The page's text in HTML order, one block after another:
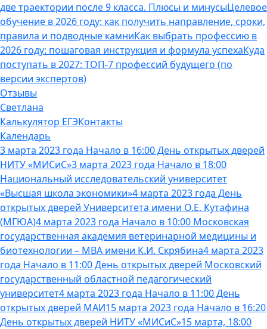
две траектории после 9 класса. Плюсы и минусыЦелевое
обучение в 2026 году: как получить направление, сроки,
правила и подводные камниКак выбрать профессию в
2026 году: пошаговая инструкция и формула успехаКуда
поступать в 2027: ТОП-7 профессий будущего (по
версии экспертов)
Отзывы
Светлана
Калькулятор ЕГЭКонтакты
Календарь
3 марта 2023 года Начало в 16:00 День открытых дверей
НИТУ «МИСиС»3 марта 2023 года Начало в 18:00
Национальный исследовательский университет
«Высшая школа экономики»4 марта 2023 года День
открытых дверей Университета имени О.Е. Кутафина
(МГЮА)4 марта 2023 года Начало в 10:00 Московская
государственная академия ветеринарной медицины и
биотехнологии – МВА имени К.И. Скрябина4 марта 2023
года Начало в 11:00 День открытых дверей Московский
государственный областной педагогический
университет4 марта 2023 года Начало в 11:00 День
открытых дверей МАИ15 марта 2023 года Начало в 16:20
День открытых дверей НИТУ «МИСиС»15 марта, 18:00